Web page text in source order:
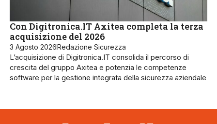
Con Digitronica.IT Axitea completa la terza
acquisizione del 2026
3 Agosto 2026Redazione Sicurezza
L’acquisizione di Digitronica.IT consolida il percorso di
crescita del gruppo Axitea e potenzia le competenze
software per la gestione integrata della sicurezza aziendale